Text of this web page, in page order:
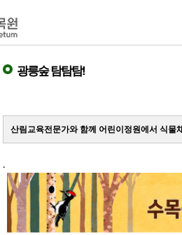
광릉숲 탐탐탐!
산림교육전문가와 함께 어린이정원에서 식물
.